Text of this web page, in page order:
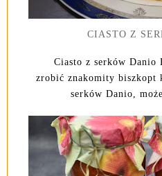
CIASTO Z
Ciasto z serków Danio
zrobić znakomity biszkopt
serków Danio,